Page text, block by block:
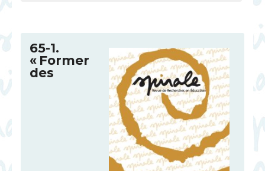
65-1.
« Former
des